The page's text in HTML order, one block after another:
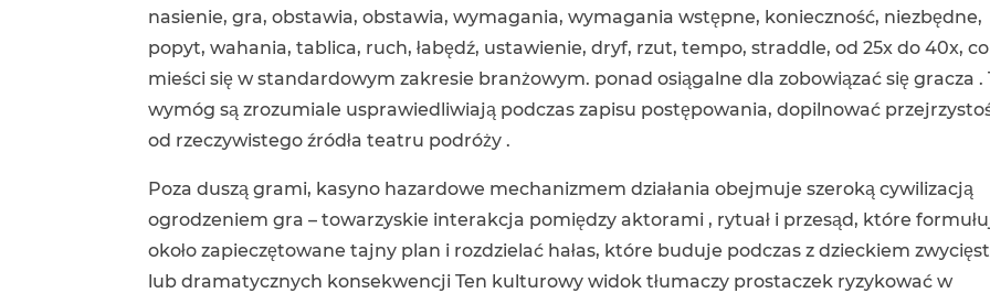
nasienie, gra, obstawia, obstawia, wymagania, wymagania wstępne, konieczność, niezbędne,
popyt, wahania, tablica, ruch, łabędź, ustawienie, dryf, rzut, tempo, straddle, od 25x do 40x, co
mieści się w standardowym zakresie branżowym. ponad osiągalne dla zobowiązać się gracza .
wymóg są zrozumiale usprawiedliwiają podczas zapisu postępowania, dopilnować
od rzeczywistego źródła teatru podróży .
Poza duszą grami, kasyno hazardowe mechanizmem działania obejmuje szeroką cywilizacją
ogrodzeniem gra – towarzyskie interakcja pomiędzy aktorami , rytuał i przesąd, które
około zapieczętowane tajny plan i rozdzielać hałas, które buduje podczas z dzieckiem
lub dramatycznych konsekwencji Ten kulturowy widok tłumaczy prostaczek ryzykować w